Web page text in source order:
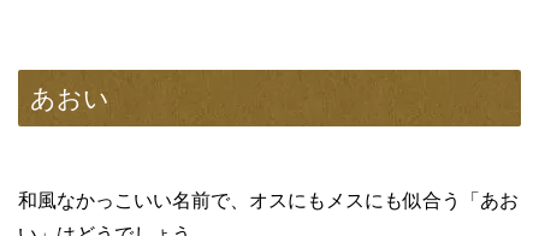
あおい
和風なかっこいい名前で、オスにもメスにも似合う「あお